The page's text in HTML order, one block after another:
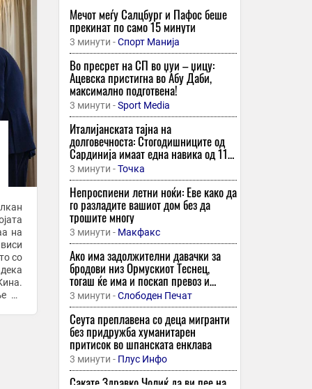
на
со
на
Мечот меѓу Салцбург и Пафос беше
прекинат по само 15 минути
3 минути -Спорт Манија
Во пресрет на СП во џуи – џицу:
Ацевска пристигна во Абу Даби,
максимално подготвена!
3 минути -Sport Media
Италијанската тајна на
долговечноста: Стогодишниците од
Сардинија имаат една навика од 11
часа неделно
3 минути -Точка
Непроспиени летни ноќи: Еве како да
го разладите вашиот дом без да
трошите многу
3 минути - Макфакс
Ако има задолжителни давачки за
бродови низ Ормускиот Теснец,
тогаш ќе има и поскап превоз и
енергија низ целиот свет, реагираат
поморски здруженија
3 минути -Слободен Печат
Сеута преплавена со деца мигранти
без придружба хуманитарен
притисок во шпанската енклава
3 минути - Плус Инфо
Сакате Здравко Чолиќ да ви пее на